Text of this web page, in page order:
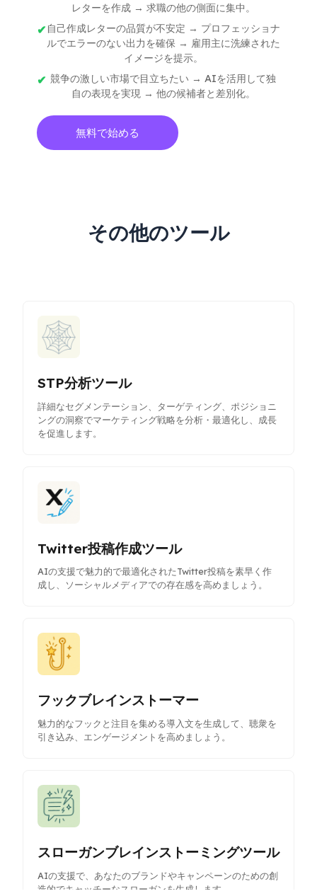
レターを作成 → 求職の他の側面に集中。
自己作成レターの品質が不安定 → プロフェッショナ
ルでエラーのない出力を確保 → 雇用主に洗練された
イメージを提示。
競争の激しい市場で目立ちたい → AIを活用して独
自の表現を実現 → 他の候補者と差別化。
無料で始める
その他のツール
STP分析ツール
詳細なセグメンテーション、ターゲティング、ポジショニ
ングの洞察でマーケティング戦略を分析・最適化し、成長
を促進します。
Twitter投稿作成ツール
AIの支援で魅力的で最適化されたTwitter投稿を素早く作
成し、ソーシャルメディアでの存在感を高めましょう。
フックブレインストーマー
魅力的なフックと注目を集める導入文を生成して、聴衆を
引き込み、エンゲージメントを高めましょう。
スローガンブレインストーミングツール
AIの支援で、あなたのブランドやキャンペーンのための創
造的でキャッチーなスローガンを生成します。